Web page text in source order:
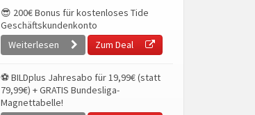
😎 200€ Bonus für kostenloses Tide
Geschäftskundenkonto
Weiterlesen
Zum Deal
⚽ BILDplus Jahresabo für 19,99€ (statt
79,99€) + GRATIS Bundesliga-
Magnettabelle!